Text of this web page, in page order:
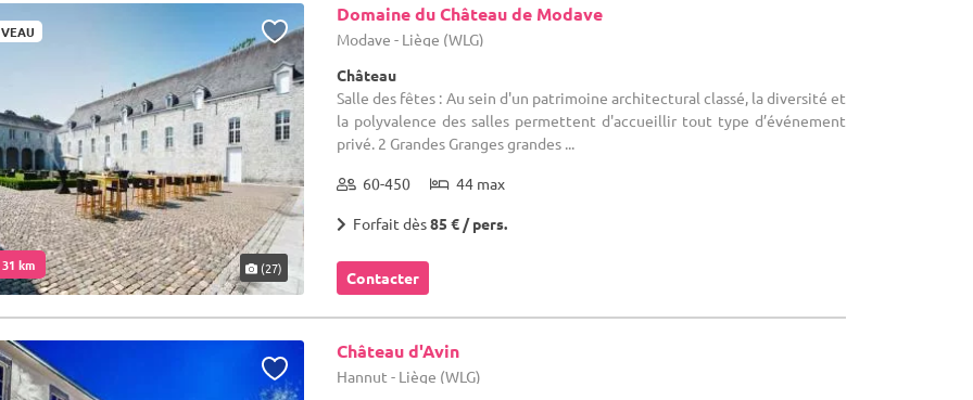
km (27)
Domaine du Château de Modave
Modave - Liège (WLG)
Château
Salle des fêtes : Au sein d'un patrimoine architectural classé, la diversité et
la polyvalence des salles permettent d'accueillir tout type d’événement
privé. 2 Grandes Granges grandes ...
60-450 44 max
Forfait dès85 € / pers.
Contacter
Château d'Avin
Hannut - Liège (WLG)